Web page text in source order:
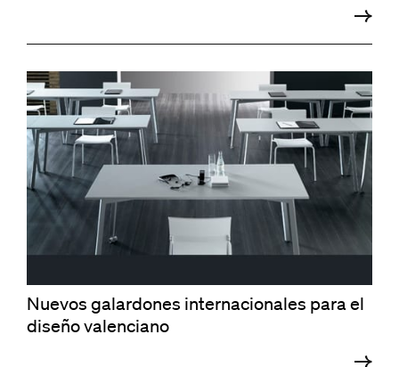
Nuevos galardones internacionales para el
diseño valenciano